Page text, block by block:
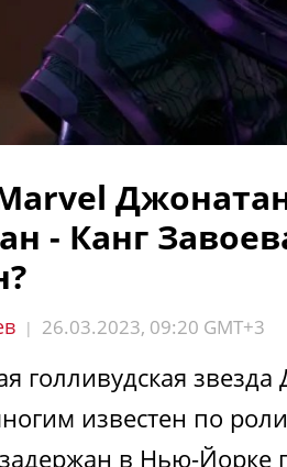
- Канг
| 26.03.2023, 09:20 GMT+3
голливудская
известен по
в Нью-Йорке